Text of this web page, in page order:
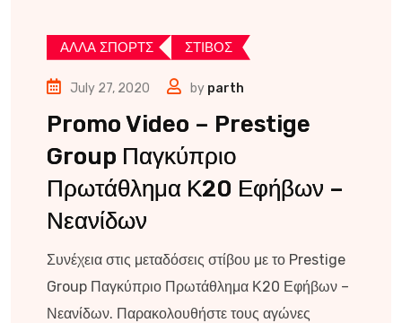
ΑΛΛΑ ΣΠΟΡΤΣ ΣΤΙΒΟΣ
July 27, 2020 by parth
Promo Video – Prestige
Group Παγκύπριο
Πρωτάθλημα Κ20 Εφήβων –
Νεανίδων
Συνέχεια στις μεταδόσεις στίβου με το Prestige
Group Παγκύπριο Πρωτάθλημα Κ20 Εφήβων –
Νεανίδων. Παρακολουθήστε τους αγώνες